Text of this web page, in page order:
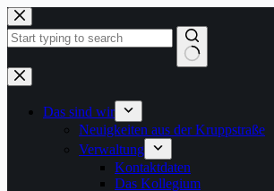
Zum
Inhalt
springen
Keine
Ergebnisse
Das sind wir
Neuigkeiten aus der Kruppstraße
Verwaltung
Kontaktdaten
Das Kollegium